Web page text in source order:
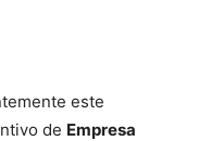
este
de Empresa